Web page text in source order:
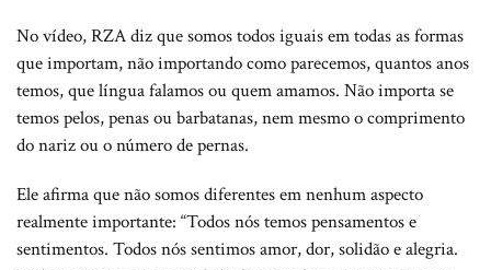
No vídeo, RZA diz que somos todos iguais em todas as formas
que importam, não importando como parecemos, quantos anos
temos, que língua falamos ou quem amamos. Não importa se
temos pelos, penas ou barbatanas, nem mesmo o comprimento
do nariz ou o número de pernas.
Ele afirma que não somos diferentes em nenhum aspecto
realmente importante: “Todos nós temos pensamentos e
sentimentos. Todos nós sentimos amor, dor, solidão e alegria.